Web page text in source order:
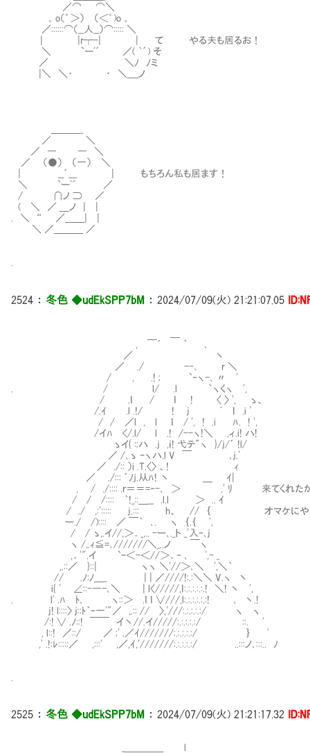
／⌒ ⌒＼
。o（゜＞） （＜゜)o 。
／::::::⌒（__人__）⌒::::: ＼
| |r┬-| | て やる夫も居るお！
＼ `ー'´ ／( ｀´) そ
／ ＼ﾉ ﾉミ
|＼ ＼・ ・ ＼____ノ
／ ＼
／ ― ― ＼
／ （●） （一） ＼
| __´___ | もちろん私も居ます！
＼ `ー'´ ／
/ ∩ノ ⊃ ／
( ＼ ／ ＿ノ | |
. ＼ “ ／＿＿| |
＼ ／＿＿＿ ／
2524 ： 冬色 ◆udEkSPP7bM ： 2024/07/09(火) 21:21:07.05
, ￣´ ｀ ､
／ 丶
／ ./ --､ r ＼
/ , .! ; `ｰヽ-､ 〃 '
. / l/ .l ｀ヽくヽ ',
/ .ｌ / ｌ ! 〈 〉 ', ゝ、
/.ｲ .l .!/ ! j ﾞ ｌ .i '
/ / ／l , l ｌ / ', ! .i ﾊ. ! ',
/イﾊ </.l/ l .! /--ヽ!＼ ,ィ.i! ハ!
ゝイ{ :;ハ .ｊ ,ｉ! 弋テ"ヽ }/ｊ/´ !l/
／ /､ゝ ｰヽハ.l V ￣ ､ｊ.'
／ ./:: ）i .T.〈〉 、! ｨ
／ ./::: ´ﾉｊ.从ﾊ! 丶 ＿ ｲ|
, / ./:::: .ｒ＝＝=‐-､ ＞ ,' ﾘ 来てくれたかで
/ / /:::: ｀!_::＿__ .l.l ＞ .. ｲ
/ ./ ,:'::::: j.::: h、 // ｛ オマケにやる夫の奴
ー./ /):::: ／ ￣｀ ､. ヽ ｛.｛ ',
/ / ゝ,.イ//,＞．_,.. -ー､._ト _'入ｰ､j
ヽ /,.ｨ≦=､///////＼_..ノ ￣ヽ
,．'".イ `ｰ＜-＜//＞．‐ ､ ',- _
,.::／ }::| ヽヽ ＼'//＞､＼ ',＼｀
// .ﾉ:ﾉ＿_ | | ／////!:.:＼＼ V.ヽ 丶
i{ ' ∠::-―-､＼ | l〈/////,ｌ:.:.:.:.:.! ＼! 丶 ',
. l' .ﾊ ﾄ､ ヽ::＞ .ｌ ｌ ∨///,l:.:.:.:.:.:! ､ 丶.!
j! l::::〉 j::ﾄ｀ｰ一'"／ ,.:: // 〉,'///:.:.:.:.:/ ヽ ヽ
/:! ∨ .ﾉ::! ￣￣ イ丶//.イ/////:.:.:.:.:/ ::. '
, l::! ／::/ ／ ;' .／ｲ///////:.:.:.:.:/ ｝ '
,' .!:ﾚ:::::／ ,:::' ,／,ｲ,'///////:.:.:.:.:/ ..:::ノ､:::.. ﾉ
2525 ： 冬色 ◆udEkSPP7bM ： 2024/07/09(火) 21:21:17.32